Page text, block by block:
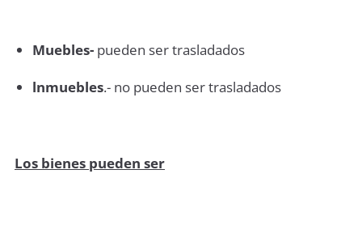
Muebles-pueden ser trasladados
lnmuebles.- no pueden ser trasladados
Los bienes pueden ser